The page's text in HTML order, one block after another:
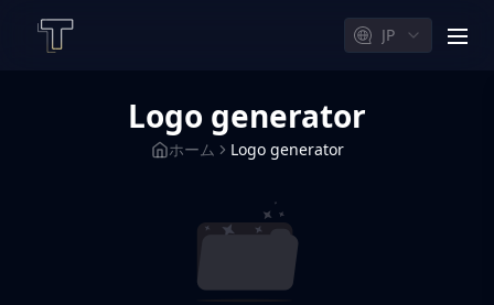
JP
Logo generator
ホーム Logo generator